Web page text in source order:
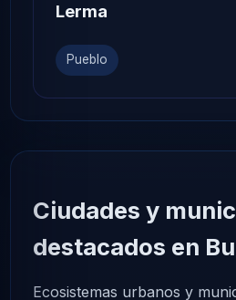
Lerma
Pueblo
Ciudades y
destacados en
Ecosistemas urbanos y